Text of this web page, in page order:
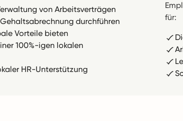
von Arbeitsverträgen
durchführen
Vorteile bieten
100%-igen lokalen
HR-Unterstützung
für: